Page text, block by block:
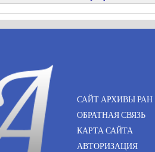
САЙТ АРХИВЫ РАН
ОБРАТНАЯ СВЯЗЬ
КАРТА САЙТА
АВТОРИЗАЦИЯ